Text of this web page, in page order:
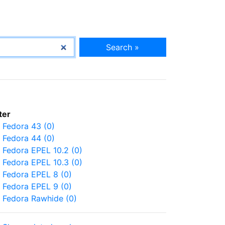
Search »
Fedora 43 (0)
Fedora 44 (0)
Fedora EPEL 10.2 (0)
Fedora EPEL 10.3 (0)
Fedora EPEL 8 (0)
Fedora EPEL 9 (0)
Fedora Rawhide (0)